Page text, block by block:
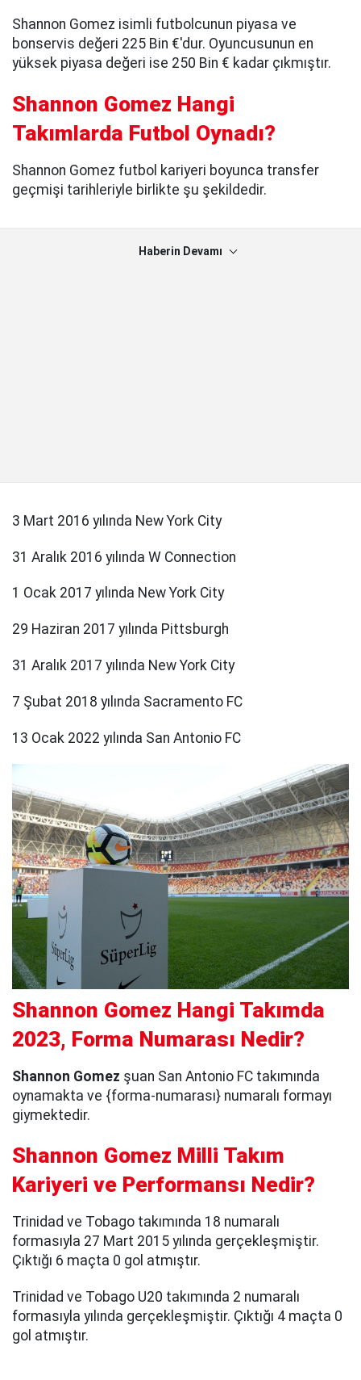
Shannon Gomez isimli futbolcunun piyasa ve
bonservis değeri 225 Bin €'dur. Oyuncusunun en
yüksek piyasa değeri ise 250 Bin € kadar çıkmıştır.
Shannon Gomez Hangi
Takımlarda Futbol Oynadı?
Shannon Gomez futbol kariyeri boyunca transfer
geçmişi tarihleriyle birlikte şu şekildedir.
Haberin Devamı
3 Mart 2016 yılında New York City
31 Aralık 2016 yılında W Connection
1 Ocak 2017 yılında New York City
29 Haziran 2017 yılında Pittsburgh
31 Aralık 2017 yılında New York City
7 Şubat 2018 yılında Sacramento FC
13 Ocak 2022 yılında San Antonio FC
Shannon Gomez Hangi Takımda
2023, Forma Numarası Nedir?
Shannon Gomez şuan San Antonio FC takımında
oynamakta ve {forma-numarası} numaralı formayı
giymektedir.
Shannon Gomez Milli Takım
Kariyeri ve Performansı Nedir?
Trinidad ve Tobago takımında 18 numaralı
formasıyla 27 Mart 2015 yılında gerçekleşmiştir.
Çıktığı 6 maçta 0 gol atmıştır.
Trinidad ve Tobago U20 takımında 2 numaralı
formasıyla yılında gerçekleşmiştir. Çıktığı 4 maçta 0
gol atmıştır.